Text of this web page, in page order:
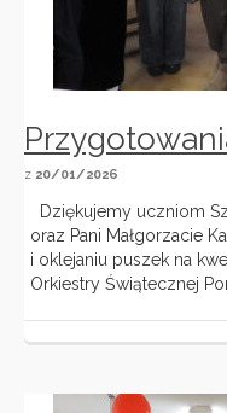
z 20/01/2026
Dziękujemy uczniom
oraz Pani Małgorzacie
i oklejaniu puszek na
Orkiestry Świątecznej